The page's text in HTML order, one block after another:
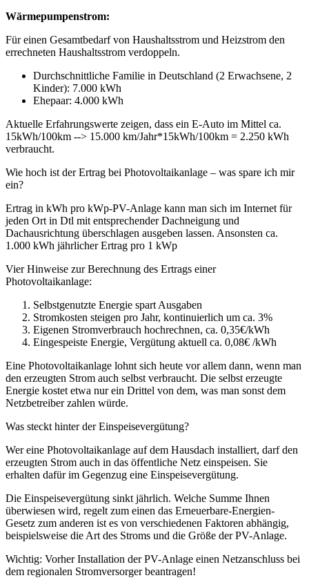
Wärmepumpenstrom:
Für einen Gesamtbedarf von Haushaltsstrom und Heizstrom den
errechneten Haushaltsstrom verdoppeln.
Durchschnittliche Familie in Deutschland (2 Erwachsene, 2
Kinder): 7.000 kWh
Ehepaar: 4.000 kWh
Aktuelle Erfahrungswerte zeigen, dass ein E-Auto im Mittel ca.
15kWh/100km --> 15.000 km/Jahr*15kWh/100km = 2.250 kWh
verbraucht.
Wie hoch ist der Ertrag bei Photovoltaikanlage – was spare ich mir
ein?
Ertrag in kWh pro kWp-PV-Anlage kann man sich im Internet für
jeden Ort in Dtl mit entsprechender Dachneigung und
Dachausrichtung überschlagen ausgeben lassen. Ansonsten ca.
1.000 kWh jährlicher Ertrag pro 1 kWp
Vier Hinweise zur Berechnung des Ertrags einer
Photovoltaikanlage:
Selbstgenutzte Energie spart Ausgaben
Stromkosten steigen pro Jahr, kontinuierlich um ca. 3%
Eigenen Stromverbrauch hochrechnen, ca. 0,35€/kWh
Eingespeiste Energie, Vergütung aktuell ca. 0,08€ /kWh
Eine Photovoltaikanlage lohnt sich heute vor allem dann, wenn man
den erzeugten Strom auch selbst verbraucht. Die selbst erzeugte
Energie kostet etwa nur ein Drittel von dem, was man sonst dem
Netzbetreiber zahlen würde.
Was steckt hinter der Einspeisevergütung?
Wer eine Photovoltaikanlage auf dem Hausdach installiert, darf den
erzeugten Strom auch in das öffentliche Netz einspeisen. Sie
erhalten dafür im Gegenzug eine Einspeisevergütung.
Die Einspeisevergütung sinkt jährlich. Welche Summe Ihnen
überwiesen wird, regelt zum einen das Erneuerbare-Energien-
Gesetz zum anderen ist es von verschiedenen Faktoren abhängig,
beispielsweise die Art des Stroms und die Größe der PV-Anlage.
Wichtig: Vorher Installation der PV-Anlage einen Netzanschluss bei
dem regionalen Stromversorger beantragen!